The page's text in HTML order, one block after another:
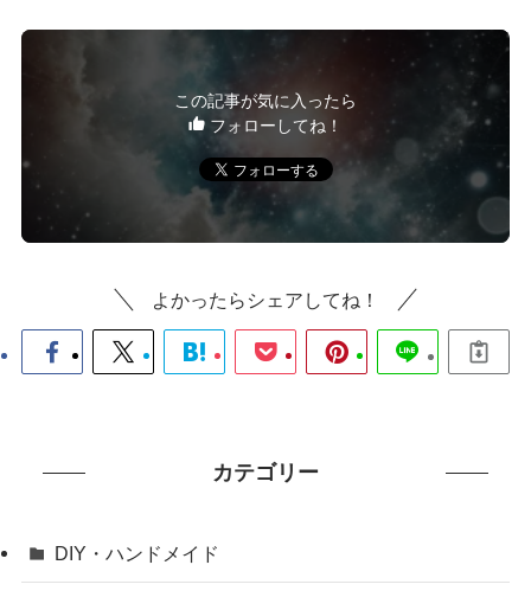
この記事が気に入ったら
フォローしてね！
よかったらシェアしてね！
カテゴリー
DIY・ハンドメイド